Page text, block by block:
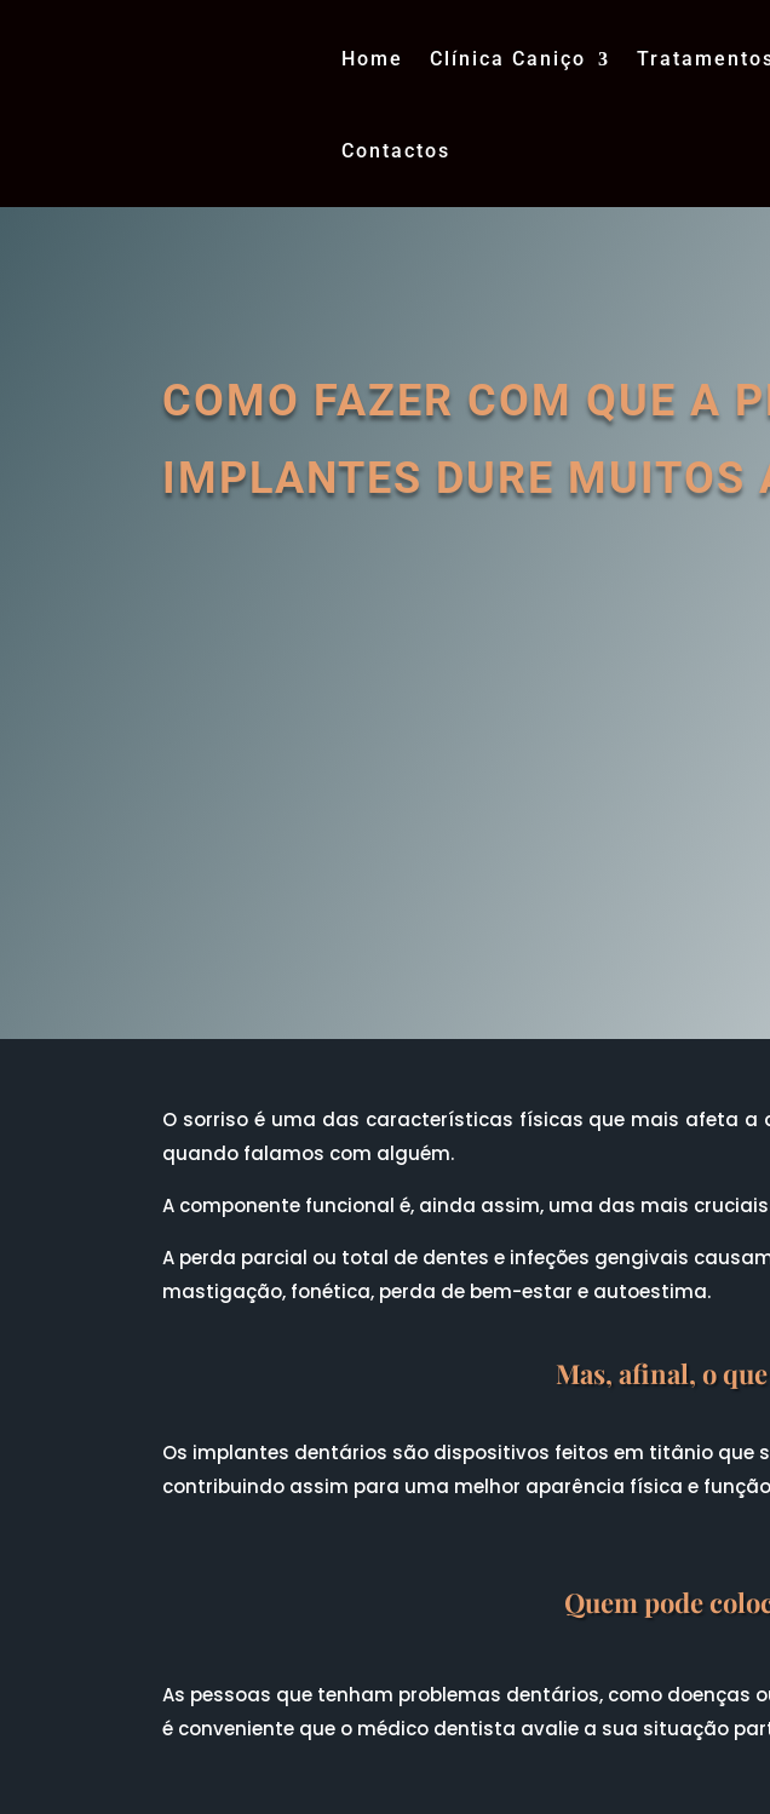
Home Clínica Caniço
Contactos
COMO FAZER COM QUE A
IMPLANTES DURE MUITOS
O sorriso é uma das características físicas que mais afeta
quando falamos com alguém.
A componente funcional é, ainda assim, uma das mais
A perda parcial ou total de dentes e infeções gengivais
mastigação, fonética, perda de bem-estar e autoestima.
Mas, afinal, o
Os implantes dentários são dispositivos feitos em titânio que
contribuindo assim para uma melhor aparência física e
Quem pode
As pessoas que tenham problemas dentários, como doenças
é conveniente que o médico dentista avalie a sua situação